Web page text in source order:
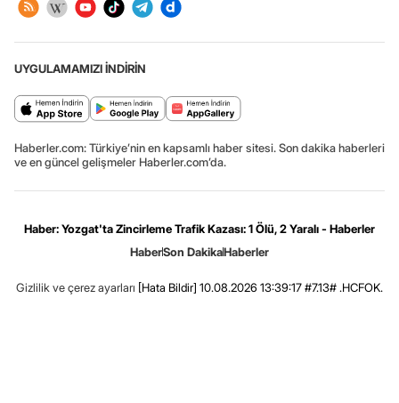
UYGULAMAMIZI İNDİRİN
Haberler.com: Türkiye’nin en kapsamlı haber sitesi. Son dakika haberleri
ve en güncel gelişmeler Haberler.com’da.
Haber: Yozgat'ta Zincirleme Trafik Kazası: 1 Ölü, 2 Yaralı - Haberler
HaberSon DakikaHaberler
Gizlilik ve çerez ayarları [Hata Bildir] 10.08.2026 13:39:17 #7.13# .HCFOK.